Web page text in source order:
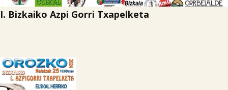
I. Bizkaiko Azpi Gorri Txapelketa